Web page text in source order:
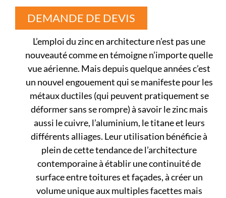
DEMANDE DE DEVIS
L’emploi du zinc en architecture n’est pas une
nouveauté comme en témoigne n’importe quelle
vue aérienne. Mais depuis quelque années c’est
un nouvel engouement qui se manifeste pour les
métaux ductiles (qui peuvent pratiquement se
déformer sans se rompre) à savoir le zinc mais
aussi le cuivre, l’aluminium, le titane et leurs
différents alliages. Leur utilisation bénéficie à
plein de cette tendance de l’architecture
contemporaine à établir une continuité de
surface entre toitures et façades, à créer un
volume unique aux multiples facettes mais